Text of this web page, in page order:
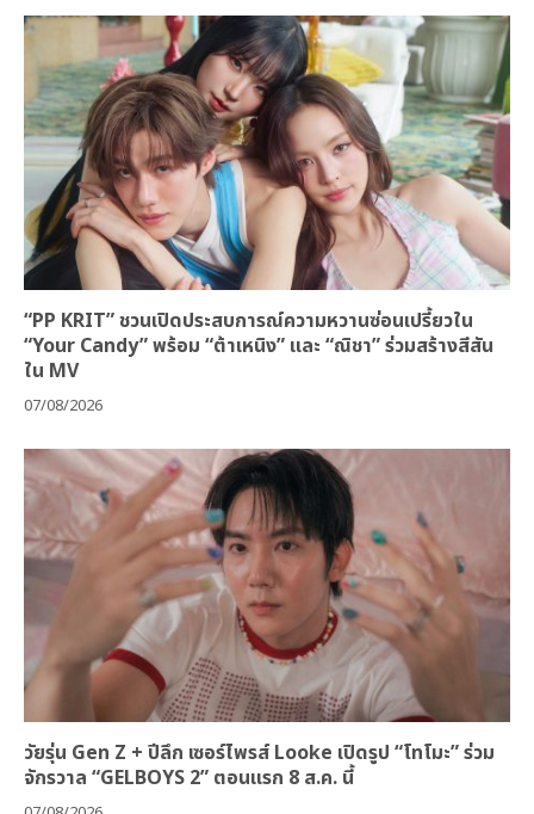
“PP KRIT” ชวนเปิดประสบการณ์ความหวานซ่อนเปรี้ยวใน
“Your Candy” พร้อม “ต้าเหนิง” และ “ณิชา” ร่วมสร้างสีสัน
ใน MV
07/08/2026
วัยรุ่น Gen Z + ปีลึก เซอร์ไพรส์ Looke เปิดรูป “โทโมะ” ร่วม
จักรวาล “GELBOYS 2” ตอนแรก 8 ส.ค. นี้